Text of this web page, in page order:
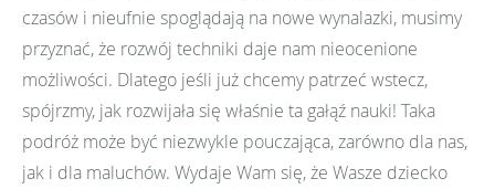
czasów i nieufnie spoglądają na nowe wynalazki, musimy
przyznać, że rozwój techniki daje nam nieocenione
możliwości. Dlatego jeśli już chcemy patrzeć wstecz,
spójrzmy, jak rozwijała się właśnie ta gałąź nauki! Taka
podróż może być niezwykle pouczająca, zarówno dla nas,
jak i dla maluchów. Wydaje Wam się, że Wasze dziecko